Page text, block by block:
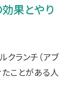
果とやり
クランチ（アブ
たことがある人